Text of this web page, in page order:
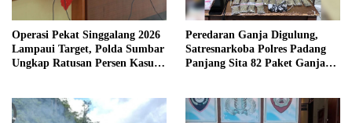
Operasi Pekat Singgalang 2026
Lampaui Target, Polda Sumbar
Ungkap Ratusan Persen Kasus
Peredaran Ganja Digulung,
Satresnarkoba Polres Padang
Panjang Sita 82 Paket Ganja